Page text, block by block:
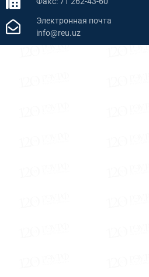
Электронная почта
info@reu.uz